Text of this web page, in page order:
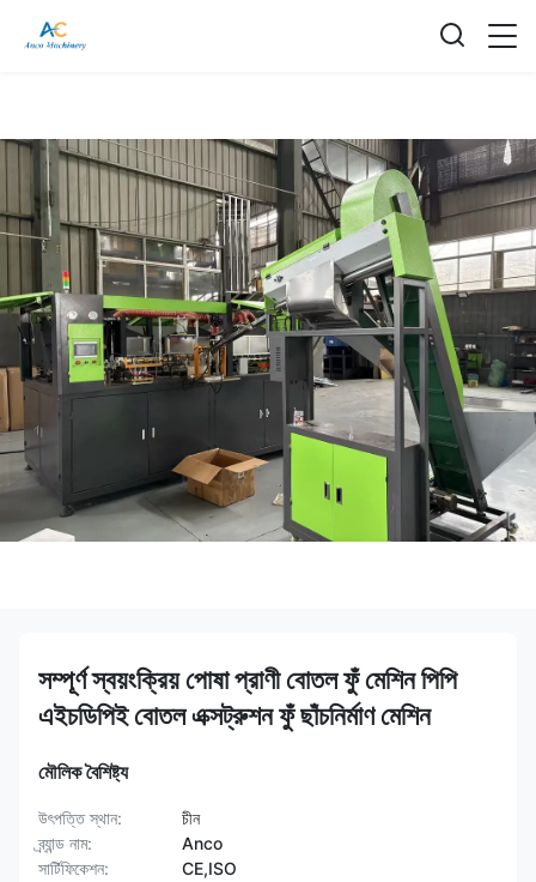
সম্পূর্ণ স্বয়ংক্রিয় পোষা প্রাণী বোতল ফুঁ মেশিন পিপি
এইচডিপিই বোতল এক্সট্রুশন ফুঁ ছাঁচনির্মাণ মেশিন
মৌলিক বৈশিষ্ট্য
উৎপত্তি স্থান:
চীন
ব্র্যান্ড নাম:
Anco
সার্টিফিকেশন:
CE,ISO